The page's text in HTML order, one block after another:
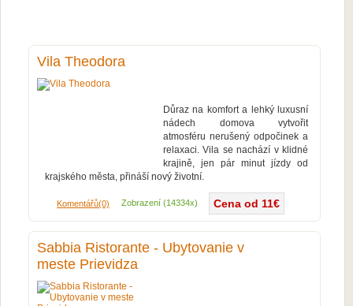
Vila Theodora
Cena od 11€
Důraz na komfort a lehký luxusní
nádech domova vytvořit
atmosféru nerušený odpočinek a
relaxaci. Vila se nachází v klidné
krajině, jen pár minut jízdy od
krajského města, přináší nový životní.
Komentářů(0) Zobrazení (14334x) Více...
Sabbia Ristorante - Ubytovanie v
meste Prievidza